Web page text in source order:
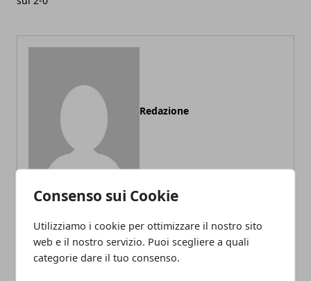
Consenso sui Cookie
Utilizziamo i cookie per ottimizzare il nostro sito
web e il nostro servizio. Puoi scegliere a quali
categorie dare il tuo consenso.
Redazione
ARTICOLI CORRELATI